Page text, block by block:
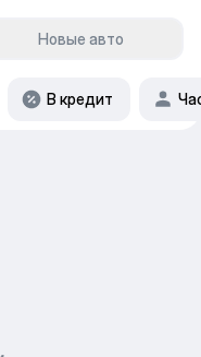
Новые авто
В кредит